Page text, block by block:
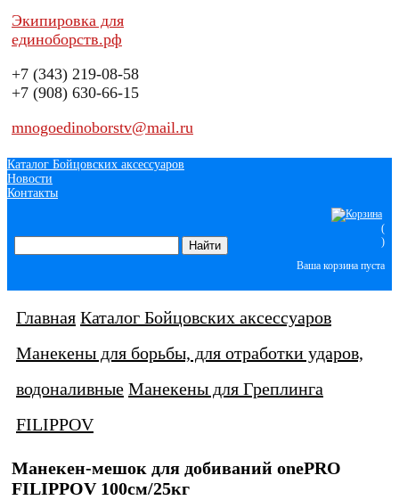
Экипировка для
единоборств.рф
+7 (343) 219-08-58
+7 (908) 630-66-15
mnogoedinoborstv@mail.ru
Каталог Бойцовских аксессуаров
Новости
Контакты
(
)
Ваша корзина пуста
Главная Каталог Бойцовских аксессуаров
Манекены для борьбы, для отработки ударов,
водоналивные Манекены для Греплинга
FILIPPOV
Манекен-мешок для добиваний onePRO
FILIPPOV 100см/25кг